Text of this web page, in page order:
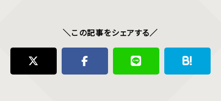
＼この記事をシェアする／